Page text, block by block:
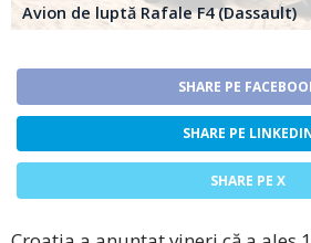
Avion de luptă Rafale F4 (Dassault)
SHARE PE
SHARE PE
SHARE PE X